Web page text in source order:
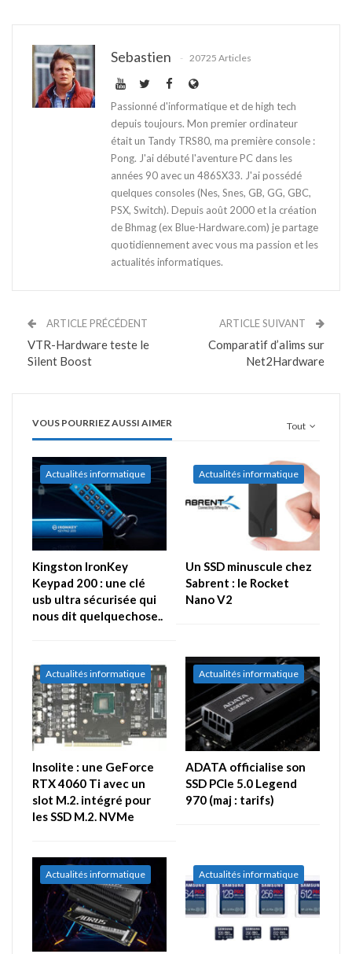
Sebastien 20725 Articles
Passionné d'informatique et de high tech
depuis toujours. Mon premier ordinateur
était un Tandy TRS80, ma première console :
Pong. J'ai débuté l'aventure PC dans les
années 90 avec un 486SX33. J'ai possédé
quelques consoles (Nes, Snes, GB, GG, GBC,
PSX, Switch). Depuis août 2000 et la création
de Bhmag (ex Blue-Hardware.com) je partage
quotidiennement avec vous ma passion et les
actualités informatiques.
ARTICLE PRÉCÉDENT
VTR-Hardware teste le
Silent Boost
ARTICLE SUIVANT
Comparatif d’alims sur
Net2Hardware
Tout
VOUS POURRIEZ AUSSI AIMER
Actualités informatique
Kingston IronKey
Keypad 200 : une clé
usb ultra sécurisée qui
nous dit quelquechose..
Actualités informatique
Un SSD minuscule chez
Sabrent : le Rocket
Nano V2
Actualités informatique
Insolite : une GeForce
RTX 4060 Ti avec un
slot M.2. intégré pour
les SSD M.2. NVMe
Actualités informatique
ADATA officialise son
SSD PCIe 5.0 Legend
970 (maj : tarifs)
Actualités informatique Actualités informatique